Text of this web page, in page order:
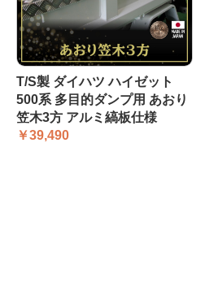
T/S製 ダイハツ ハイゼット
500系 多目的ダンプ用 あおり
笠木3方 アルミ縞板仕様
￥39,490